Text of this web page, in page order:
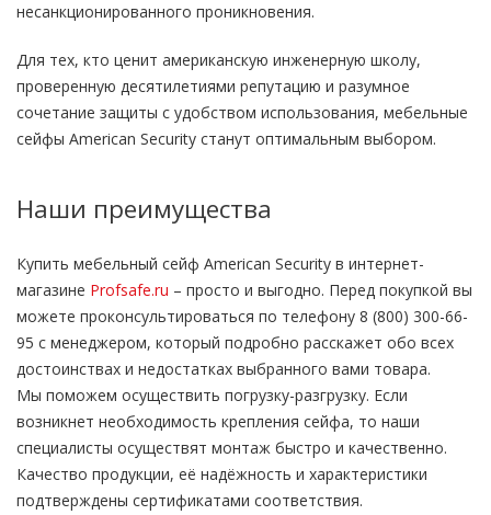
несанкционированного проникновения.
Для тех, кто ценит американскую инженерную школу,
проверенную десятилетиями репутацию и разумное
сочетание защиты с удобством использования, мебельные
сейфы American Security станут оптимальным выбором.
Наши преимущества
Купить мебельный сейф American Security в интернет-
магазине Profsafe.ru – просто и выгодно. Перед покупкой вы
можете проконсультироваться по телефону 8 (800) 300-66-
95 с менеджером, который подробно расскажет обо всех
достоинствах и недостатках выбранного вами товара.
Мы поможем осуществить погрузку-разгрузку. Если
возникнет необходимость крепления сейфа, то наши
специалисты осуществят монтаж быстро и качественно.
Качество продукции, её надёжность и характеристики
подтверждены сертификатами соответствия.